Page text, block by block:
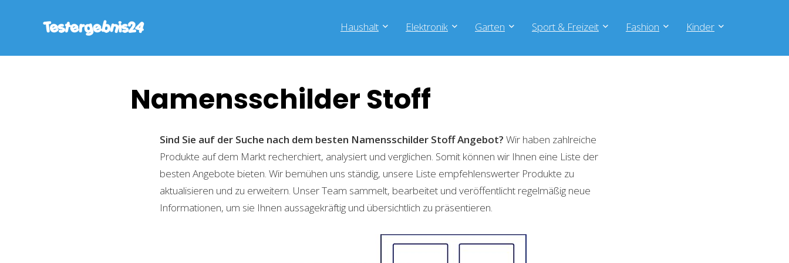
Haushalt Elektronik Garten Sport & Freizeit Fashion Kinder
Namensschilder Stoff
Sind Sie auf der Suche nach dem besten Namensschilder StoffAngebot? Wir haben zahlreiche
Produkte auf dem Markt recherchiert, analysiert und verglichen. Somit können wir Ihnen eine Liste der
besten Angebote bieten. Wir bemühen uns ständig, unsere Liste empfehlenswerter Produkte zu
aktualisieren und zu erweitern. Unser Team sammelt, bearbeitet und veröffentlicht regelmäßig neue
Informationen, um sie Ihnen aussagekräftig und übersichtlich zu präsentieren.